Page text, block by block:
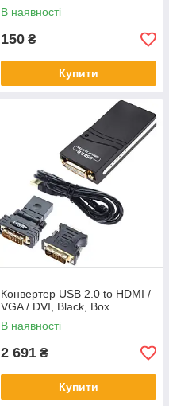
В наявності
150 ₴
Купити
Конвертер USB 2.0 to HDMI /
VGA / DVI, Black, Box
В наявності
2 691 ₴
Купити